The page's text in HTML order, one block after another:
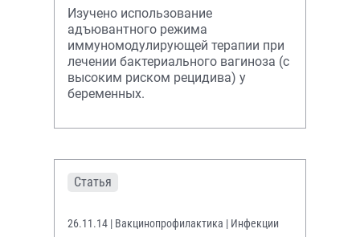
Изучено использование
адъювантного режима
иммуномодулирующей терапии при
лечении бактериального вагиноза (с
высоким риском рецидива) у
беременных.
Статья
26.11.14 | Вакцинопрофилактика | Инфекции